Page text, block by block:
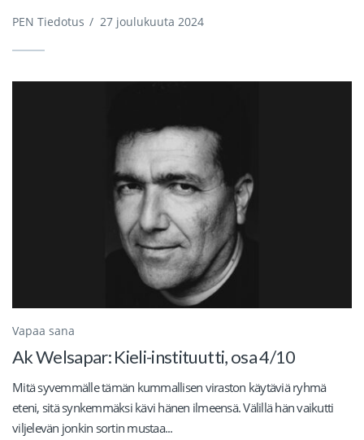
PEN Tiedotus / 27 joulukuuta 2024
Vapaa sana
Ak Welsapar: Kieli-instituutti, osa 4/10
Mitä syvemmälle tämän kummallisen viraston käytäviä ryhmä
eteni, sitä synkemmäksi kävi hänen ilmeensä. Välillä hän vaikutti
viljelevän jonkin sortin mustaa...